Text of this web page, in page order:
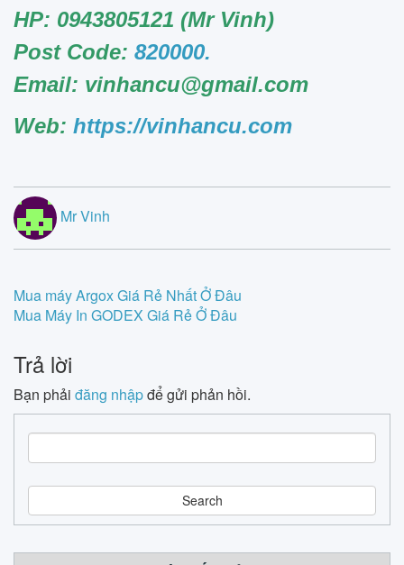
HP: 0943805121 (Mr Vinh)
Post Code: 820000.
Email: vinhancu@gmail.com
Web: https://vinhancu.com
Mr Vinh
Post
navigation
Mua máy Argox Giá Rẻ Nhất Ở Đâu
Mua Máy In GODEX Giá Rẻ Ở Đâu
Trả lời
Bạn phải đăng nhậpđể gửi phản hồi.
e
a
r
c